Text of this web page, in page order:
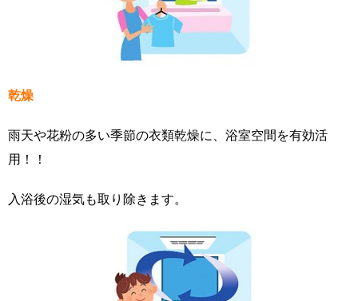
乾燥
雨天や花粉の多い季節の衣類乾燥に、浴室空間を有効活
用！！
入浴後の湿気も取り除きます。